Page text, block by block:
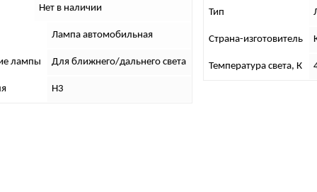
Нет в наличии
Лампа автомобильная
лампы Для ближнего/дальнего света
H3
Тип
Страна-изготовитель
Температура света, К